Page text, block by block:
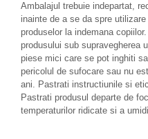
Ambalajul trebuie indepartat,
inainte de a se da spre
produselor la indemana
produsului sub supravegherea
piese mici care se pot inghiti
pericolul de sufocare sau nu
ani. Pastrati instructiunile si
Pastrati produsul departe de
temperaturilor ridicate si a